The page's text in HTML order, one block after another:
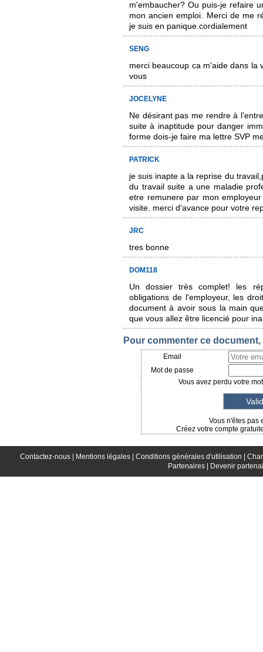
m'embaucher? Ou puis-je refaire
mon ancien emploi. Merci de me
je suis en panique.cordialement
SENG
merci beaucoup ca m'aide dans la
vous
JOCELYNE
Ne désirant pas me rendre à
suite à inaptitude pour danger
forme dois-je faire ma lettre SVP
PATRICK
je suis inapte a la reprise du
du travail suite a une maladie
etre remunere par mon
visite. merci d'avance pour votre
JRC
tres bonne
DOM118
Un dossier très complet! les
obligations de l'employeur, les
document à avoir sous la main
que vous allez être licencié pour
Pour commenter ce
Email
Mot de passe
Vous avez perdu votre
Vous n'êtes pas
Créez votre compte
Contactez-nous | Mentions légales | Conditions générales d'utilisation |
Partenaires |
Devenir